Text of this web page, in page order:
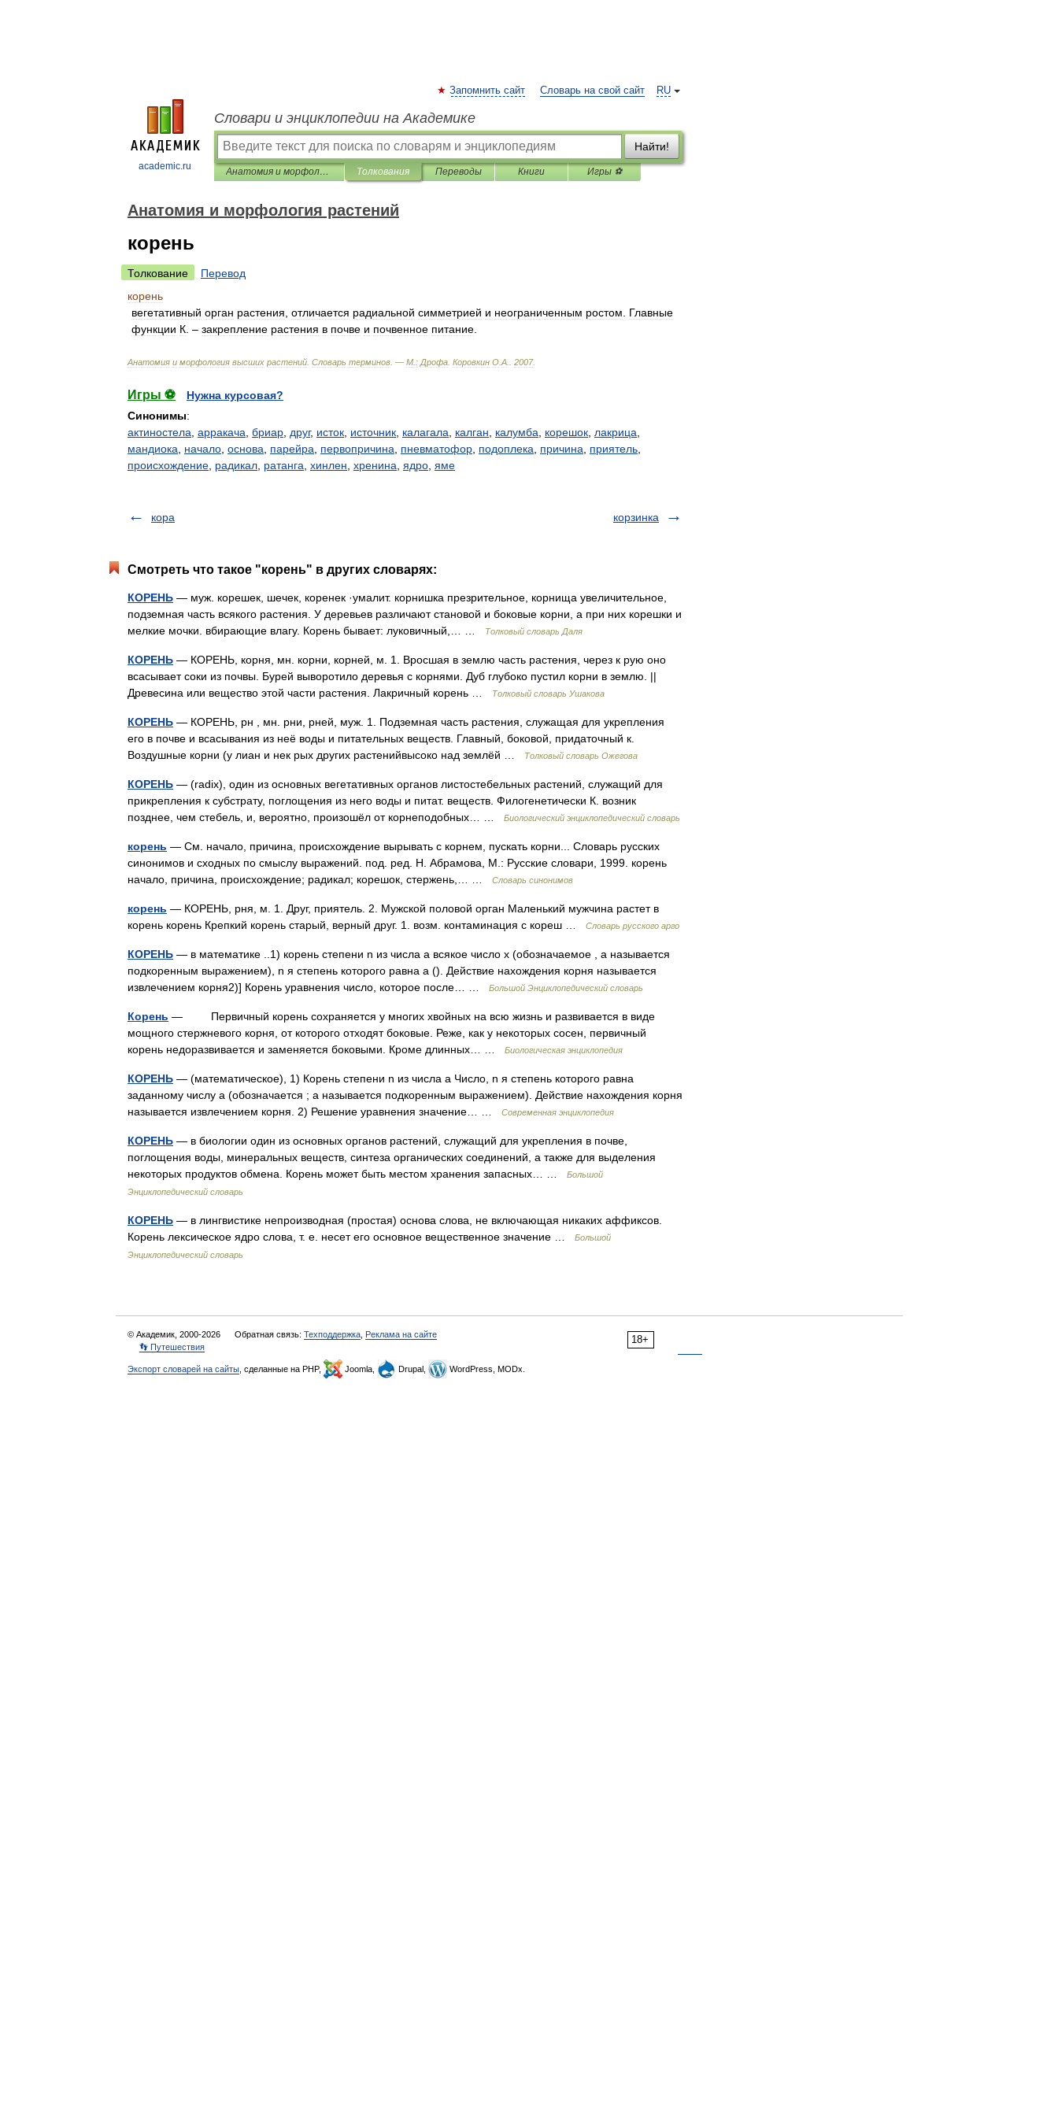
academic.ru
RU
Запомнить сайт Словарь на свой сайт
Словари и энциклопедии на Академике
Найти!
Анатомия и морфология растений Толкования Переводы Книги Игры ⚽
Анатомия и морфология растений
корень
Толкование
Перевод
корень
вегетативный орган растения отличается радиальной симметрией и неограниченным ростом
Главные
функции К . – закрепление растения в почве и почвенное питание
Анатомия и морфология высших растений Словарь терминов . — М : Дрофа Коровкин О А 2007.
Игры ⚽
Нужна курсовая?
Синонимы:
актиностела арракача бриар друг, исток источник калагала калган калумба корешок лакрица
мандиока
начало основа парейра первопричина пневматофор подоплека причина приятель
происхождение радикал ратанга хинлен хренина ядро яме
кора корзинка
Смотреть что такое "корень" в других словарях:
КОРЕНЬ — муж. корешек, шечек, коренек ·умалит. корнишка презрительное, корнища увеличительное,
подземная часть всякого растения. У деревьев различают становой и боковые корни, а при них корешки и
мелкие мочки. вбирающие влагу. Корень бывает: луковичный,… …
Толковый словарь Даля
КОРЕНЬ — КОРЕНЬ, корня, мн. корни, корней, м. 1. Вросшая в землю часть растения, через к рую оно
всасывает соки из почвы. Бурей выворотило деревья с корнями. Дуб глубоко пустил корни в землю. ||
Древесина или вещество этой части растения. Лакричный корень …
Толковый словарь Ушакова
КОРЕНЬ — КОРЕНЬ, рн , мн. рни, рней, муж. 1. Подземная часть растения, служащая для укрепления
его в почве и всасывания из неё воды и питательных веществ. Главный, боковой, придаточный к.
Воздушные корни (у лиан и нек рых других растенийвысоко над землёй …
Толковый словарь Ожегова
КОРЕНЬ — (radix), один из основных вегетативных органов листостебельных растений, служащий для
прикрепления к субстрату, поглощения из него воды и питат. веществ. Филогенетически К. возник
позднее, чем стебель, и, вероятно, произошёл от корнеподобных… …
Биологический энциклопедический словарь
корень — См. начало, причина, происхождение вырывать с корнем, пускать корни... Словарь русских
синонимов и сходных по смыслу выражений. под. ред. Н. Абрамова, М.: Русские словари, 1999. корень
начало, причина, происхождение; радикал; корешок, стержень,… …
Словарь синонимов
корень — КОРЕНЬ, рня, м. 1. Друг, приятель. 2. Мужской половой орган Маленький мужчина растет в
корень корень Крепкий корень старый, верный друг. 1. возм. контаминация с кореш …
Словарь русского арго
КОРЕНЬ — в математике ..1) корень степени n из числа a всякое число x (обозначаемое , a называется
подкоренным выражением), n я степень которого равна a (). Действие нахождения корня называется
извлечением корня2)] Корень уравнения число, которое после… …
Большой Энциклопедический словарь
Корень — Первичный корень сохраняется у многих хвойных на всю жизнь и развивается в виде
мощного стержневого корня, от которого отходят боковые. Реже, как у некоторых сосен, первичный
корень недоразвивается и заменяется боковыми. Кроме длинных… …
Биологическая энциклопедия
КОРЕНЬ — (математическое), 1) Корень степени n из числа a Число, n я степень которого равна
заданному числу a (обозначается ; a называется подкоренным выражением). Действие нахождения корня
называется извлечением корня. 2) Решение уравнения значение… …
Современная энциклопедия
КОРЕНЬ — в биологии один из основных органов растений, служащий для укрепления в почве,
поглощения воды, минеральных веществ, синтеза органических соединений, а также для выделения
некоторых продуктов обмена. Корень может быть местом хранения запасных… …
Большой
Энциклопедический словарь
КОРЕНЬ — в лингвистике непроизводная (простая) основа слова, не включающая никаких аффиксов.
Корень лексическое ядро слова, т. е. несет его основное вещественное значение …
Большой
Энциклопедический словарь
18+
© Академик, 2000-2026 Обратная связь: Техподдержка Реклама на сайте
👣 Путешествия
Экспорт словарей на сайты , сделанные на PHP, Joomla, Drupal, WordPress, MODx.